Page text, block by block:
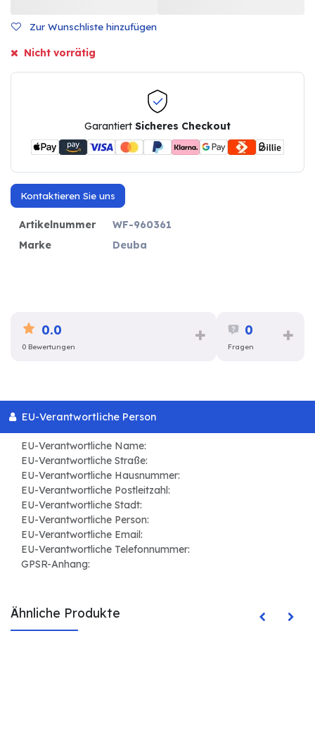
Zur Wunschliste hinzufügen
Nicht vorrätig
Garantiert Sicheres Checkout
Kontaktieren Sie uns
Artikelnummer
WF-960361
Marke
Deuba
0.0
0 Bewertungen
0
Fragen
EU-Verantwortliche Person
EU-Verantwortliche Name:
EU-Verantwortliche Straße:
EU-Verantwortliche Hausnummer:
EU-Verantwortliche Postleitzahl:
EU-Verantwortliche Stadt:
EU-Verantwortliche Person:
EU-Verantwortliche Email:
EU-Verantwortliche Telefonnummer:
GPSR-Anhang:
Ähnliche Produkte